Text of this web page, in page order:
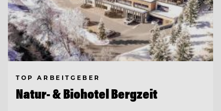
TOP ARBEITGEBER
Natur- & Biohotel Bergzeit